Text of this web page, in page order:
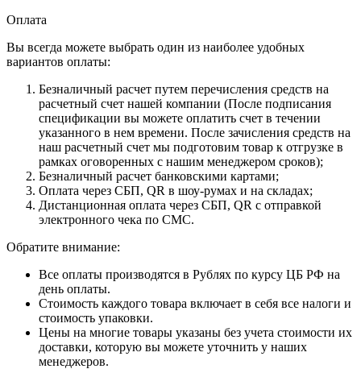
Оплата
Вы всегда можете выбрать один из наиболее удобных
вариантов оплаты:
Безналичный расчет путем перечисления средств на
расчетный счет нашей компании (После подписания
спецификации вы можете оплатить счет в течении
указанного в нем времени. После зачисления средств на
наш расчетный счет мы подготовим товар к отгрузке в
рамках оговоренных с нашим менеджером сроков);
Безналичный расчет банковскими картами;
Оплата через СБП, QR в шоу-румах и на складах;
Дистанционная оплата через СБП, QR с отправкой
электронного чека по СМС.
Обратите внимание:
Все оплаты производятся в Рублях по курсу ЦБ РФ на
день оплаты.
Стоимость каждого товара включает в себя все налоги и
стоимость упаковки.
Цены на многие товары указаны без учета стоимости их
доставки, которую вы можете уточнить у наших
менеджеров.